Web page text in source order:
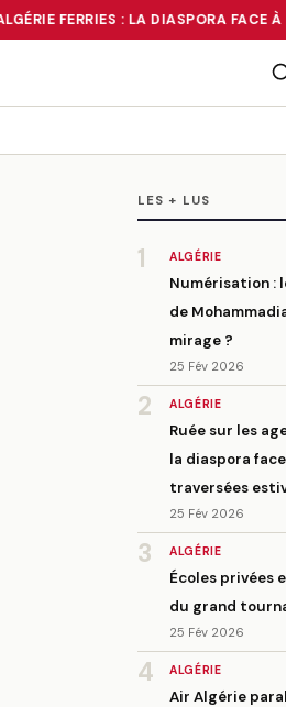
FERRIES : LA DIASPORA FACE À
FERRIES : LA DIASPORA FACE À LA
LES + LUS
1 ALGÉRIE
Numérisation :
de
mirage ?
25 Fév 2026
2 ALGÉRIE
Ruée sur les
la diaspora
traversées
25 Fév 2026
3 ALGÉRIE
Écoles privées
du grand
25 Fév 2026
4 ALGÉRIE
Air Algérie